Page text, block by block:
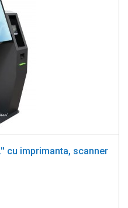
cu imprimanta, scanner